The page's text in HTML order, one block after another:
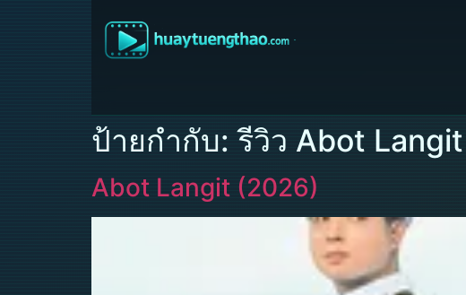
ป้ายกำกับ:รีวิว Abot Langit
Abot Langit (2026)